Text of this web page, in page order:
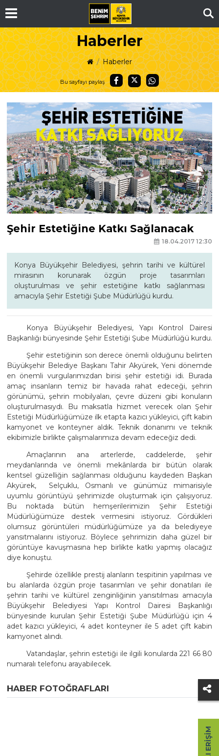
Haberler
Haberler
Bu sayfayı paylaş
Şehir Estetiğine Katkı Sağlanacak
18.04.2017 12:30
Konya Büyükşehir Belediyesi, şehrin tarihi ve kültürel
mirasının korunarak özgün proje tasarımları
oluşturulması ve şehir estetiğine katkı sağlanması
amacıyla Şehir Estetiği Şube Müdürlüğü kurdu.
Konya Büyükşehir Belediyesi, Yapı Kontrol Dairesi
Başkanlığı bünyesinde Şehir Estetiği Şube Müdürlüğü kurdu.
Şehir estetiğinin son derece önemli olduğunu belirten
Büyükşehir Belediye Başkanı Tahir Akyürek, Yeni dönemde
en önemli vurgularımızdan birisi şehir estetiği idi. Burada
amaç insanların temiz bir havada rahat edeceği, şehrin
görünümü, şehrin mobilyaları, çevre düzeni gibi konuların
oluşturulmasıydı. Bu maksatla hizmet verecek olan Şehir
Estetiği Müdürlüğümüze ilk etapta kazıcı yükleyici, çift kabin
kamyonet ve konteyner aldık. Teknik donanımı ve teknik
ekibimizle birlikte çalışmalarımıza devam edeceğiz dedi.
Amaçlarının ana arterlerde, caddelerde, şehir
meydanlarında ve önemli mekânlarda bir bütün olarak
kentsel güzelliğin sağlanması olduğunu kaydeden Başkan
Akyürek,  Selçuklu, Osmanlı ve günümüz mimarisiyle
uyumlu görüntüyü şehrimizde oluşturmak için çalışıyoruz.
Bu noktada bütün hemşerilerimizin Şehir Estetiği
Müdürlüğümüze destek vermesini istiyoruz. Gördükleri
olumsuz görüntüleri müdürlüğümüze ya da belediyeye
yansıtmalarını istiyoruz. Böylece şehrimizin daha güzel bir
görüntüye kavuşmasına hep birlikte katkı yapmış olacağız
diye konuştu.
Şehirde özellikle prestij alanların tespitinin yapılması ve
bu alanlarda özgün proje tasarımları ve şehir donatıları ile
şehrin tarihi ve kültürel zenginliğinin yansıtılması amacıyla
Büyükşehir Belediyesi Yapı Kontrol Dairesi Başkanlığı
bünyesinde kurulan Şehir Estetiği Şube Müdürlüğü için 4
adet kazıcı yükleyici, 4 adet konteyner ile 5 adet çift kabin
kamyonet alındı.
Vatandaşlar, şehrin estetiği ile ilgili konularda 221 66 80
numaralı telefonu arayabilecek.
HABER FOTOĞRAFLARI